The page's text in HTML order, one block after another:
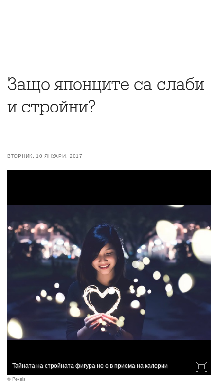
Защо японците са слаби
и стройни?
ВТОРНИК, 10 ЯНУАРИ, 2017
Тайната на стройната фигура не е в приема на калории
© Pexels